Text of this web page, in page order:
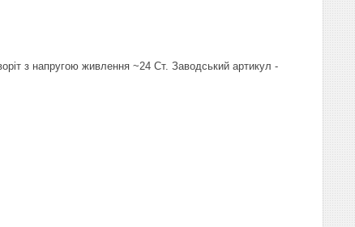
з напругою живлення ~24 Ст. Заводський артикул -